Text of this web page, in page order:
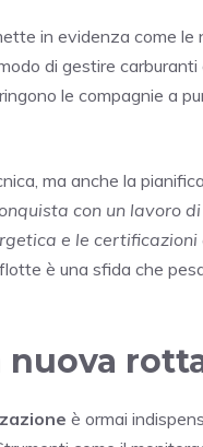
in evidenza come le
di gestire
le compagnie a
ma anche la
con un lavoro
e le certificazioni
è una sfida che
è ormai